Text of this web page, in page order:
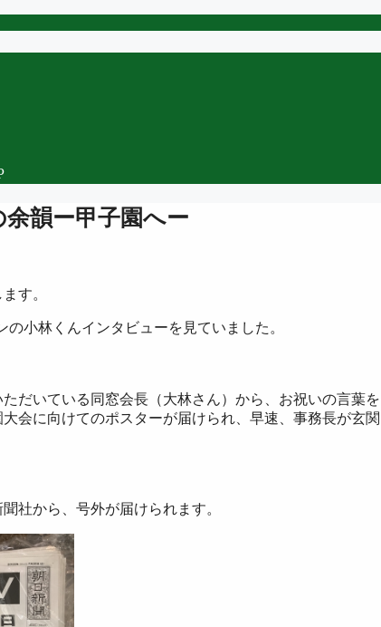
余韻ー甲子園へー
す。
小林くんインタビューを見ていました。
だいている同窓会長（大林さん）から、お祝いの言葉を
会に向けてのポスターが届けられ、早速、事務長が玄関
社から、号外が届けられます。